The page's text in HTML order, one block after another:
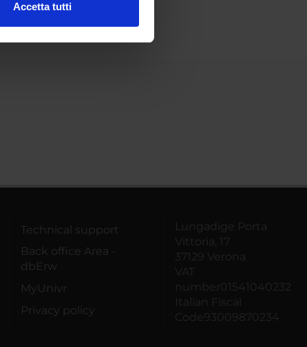
Accetta tutti
Technical support
Back office Area -
dbErw
MyUnivr
Privacy policy
Lungadige Porta
Vittoria, 17
37129 Verona
VAT
number01541040232
Italian Fiscal
Code93009870234